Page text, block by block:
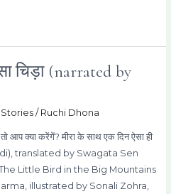
चिड़ा (narrated by
/ Ruchi Dhona
आप क्या करेंगें? मीरा के साथ एक दिन ऐसा ही
translated by Swagata Sen
Little Bird in the Big Mountains
illustrated by Sonali Zohra,